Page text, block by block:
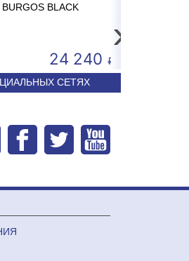
21 500
BLACK
24 240
›
СЕТЯХ